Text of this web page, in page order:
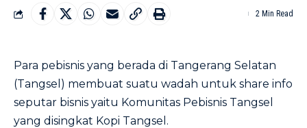
2 Min Read
Para pebisnis yang berada di Tangerang Selatan
(Tangsel) membuat suatu wadah untuk share info
seputar bisnis yaitu Komunitas Pebisnis Tangsel
yang disingkat Kopi Tangsel.